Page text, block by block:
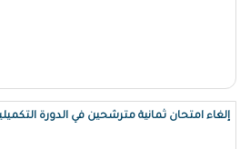
إلغاء امتحان ثمانية مترشحين في الدورة